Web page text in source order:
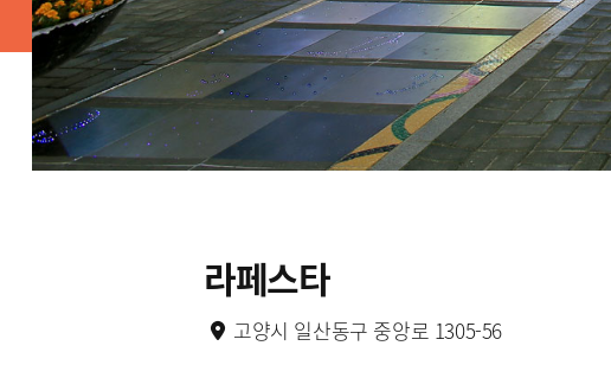
라페스타
고양시 일산동구 중앙로 1305-56